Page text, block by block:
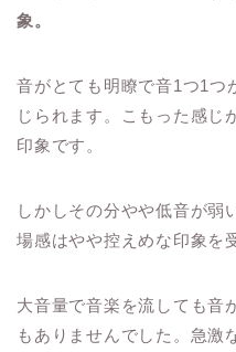
象。
音がとても明瞭で音1つ1つ
じられます。こもった感じ
印象です。
しかしその分やや低音が弱
場感はやや控えめな印象を
大音量で音楽を流しても音
もありませんでした。急激